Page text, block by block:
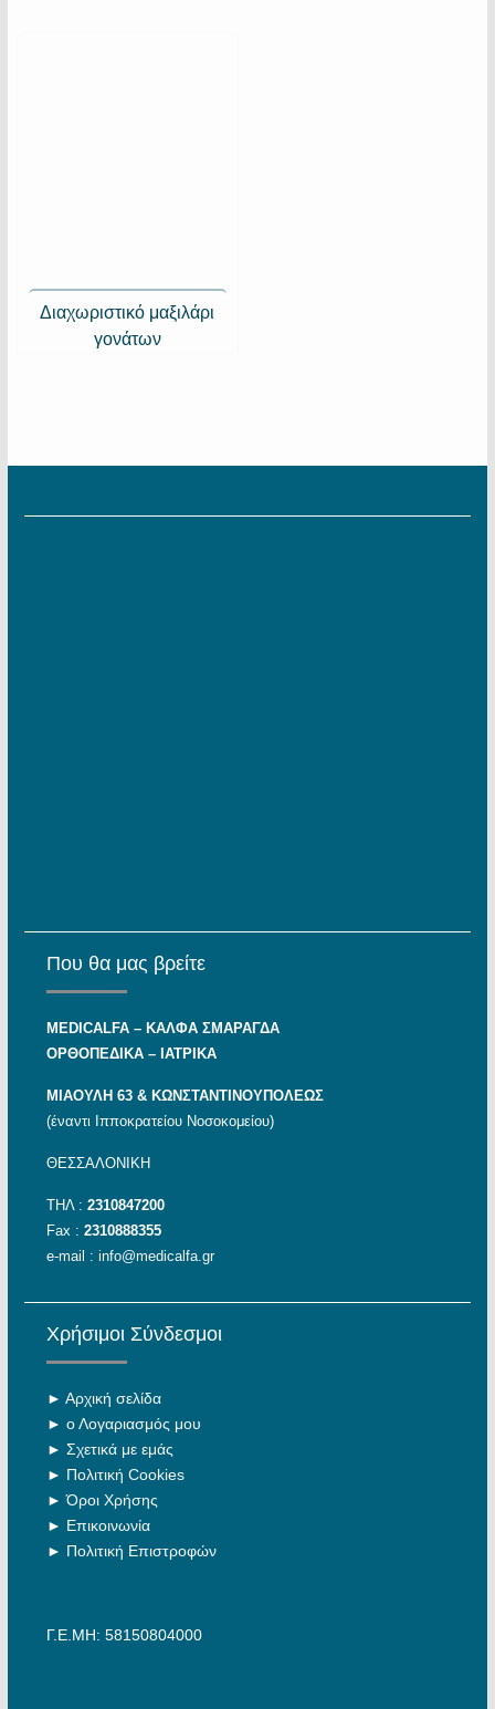
Διαχωριστικό μαξιλάρι
γονάτων
Που θα μας βρείτε
MEDICALFA – KAΛΦΑ ΣΜΑΡΑΓΔΑ
ΟΡΘΟΠΕΔΙΚΑ – ΙΑΤΡΙΚΑ
ΜΙΑΟΥΛΗ 63 & ΚΩΝΣΤΑΝΤΙΝΟΥΠΟΛΕΩΣ
(έναντι Ιπποκρατείου Νοσοκομείου)
ΘΕΣΣΑΛΟΝΙΚΗ
ΤΗΛ : 2310847200
Fax : 2310888355
e-mail : info@medicalfa.gr
Χρήσιμοι Σύνδεσμοι
► Αρχική σελίδα
► ο Λογαριασμός μου
► Σχετικά με εμάς
► Πολιτική Cookies
►Όροι Χρήσης
► Επικοινωνία
► Πολιτική Επιστροφών
Γ.Ε.ΜΗ: 58150804000